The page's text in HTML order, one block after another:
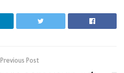
Previous Post